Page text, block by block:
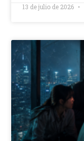
13 de julio de 2026